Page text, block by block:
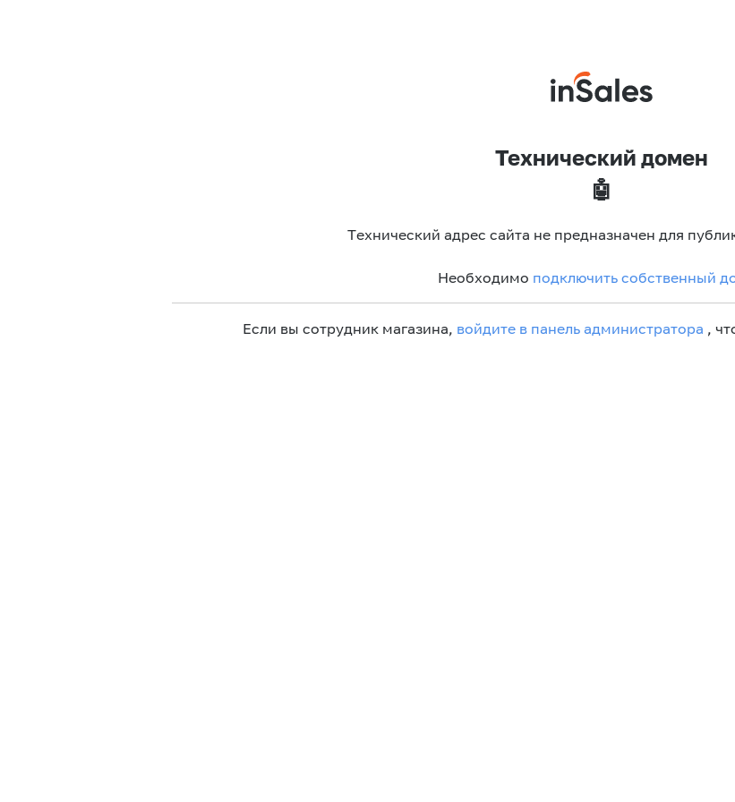
Технический домен
🤖
Технический адрес сайта не предназначен для
Необходимо подключить собственный
Если вы сотрудник магазина, войдите в панель администратора ,